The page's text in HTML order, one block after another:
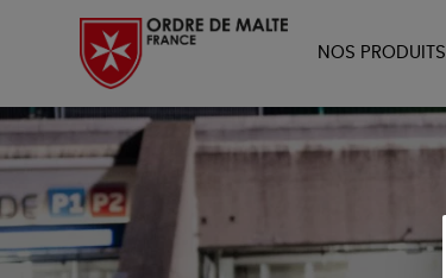
NOS PRODUITS
NOTRE COLLECTION